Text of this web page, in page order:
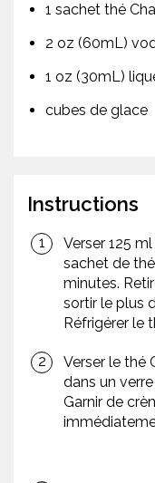
1 sachet thé
2 oz (60mL)
1 oz (30mL)
cubes de glace
Instructions
Verser 125
sachet de
minutes.
sortir le plus
Réfrigérer le
Verser le thé
dans un
Garnir de